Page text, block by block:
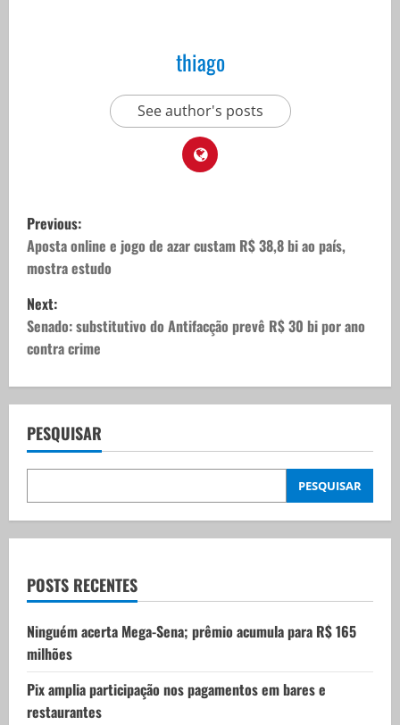
thiago
See author's posts
P
o
s
t
n
a
v
i
g
t
i
o
n
Previous:
Aposta online e jogo de azar custam R$ 38,8 bi ao país,
mostra estudo
Next:
Senado: substitutivo do Antifacção prevê R$ 30 bi por ano
contra crime
PESQUISAR
PESQUISAR
POSTS RECENTES
Ninguém acerta Mega-Sena; prêmio acumula para R$ 165
milhões
Pix amplia participação nos pagamentos em bares e
restaurantes